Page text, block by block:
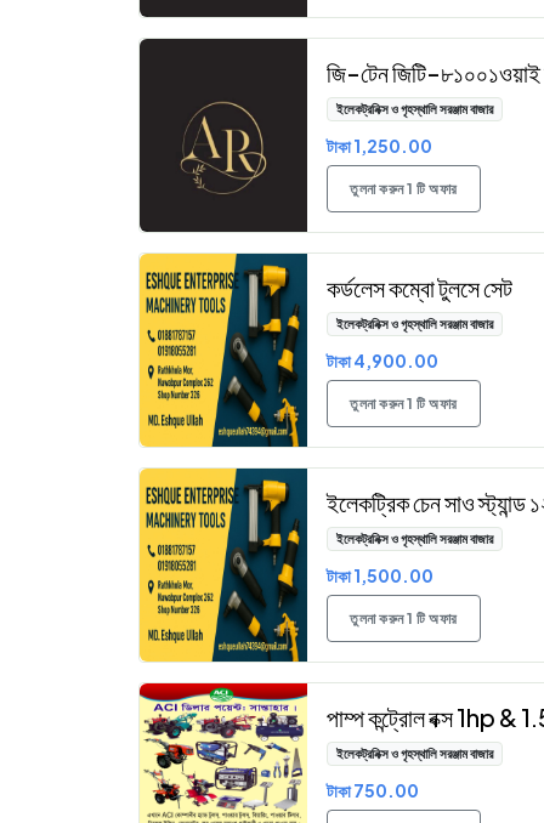
জি-টেন জিটি-৮১০০১ওয়াই
ইলেকট্রনিক্স ও গৃহস্থালি সরঞ্জাম বাজার
টাকা 1,250.00
তুলনা করুন 1 টি অফার
কর্ডলেস কম্বো টুলসে সেট
ইলেকট্রনিক্স ও গৃহস্থালি সরঞ্জাম বাজার
টাকা 4,900.00
তুলনা করুন 1 টি অফার
ইলেকট্রিক চেন সাও স্ট্যান্ড
ইলেকট্রনিক্স ও গৃহস্থালি সরঞ্জাম বাজার
টাকা 1,500.00
তুলনা করুন 1 টি অফার
পাম্প কন্ট্রোল বক্স 1hp &
ইলেকট্রনিক্স ও গৃহস্থালি সরঞ্জাম বাজার
টাকা 750.00